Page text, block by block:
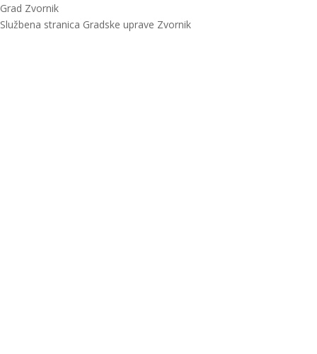
Grad Zvornik
Službena stranica Gradske uprave Zvornik